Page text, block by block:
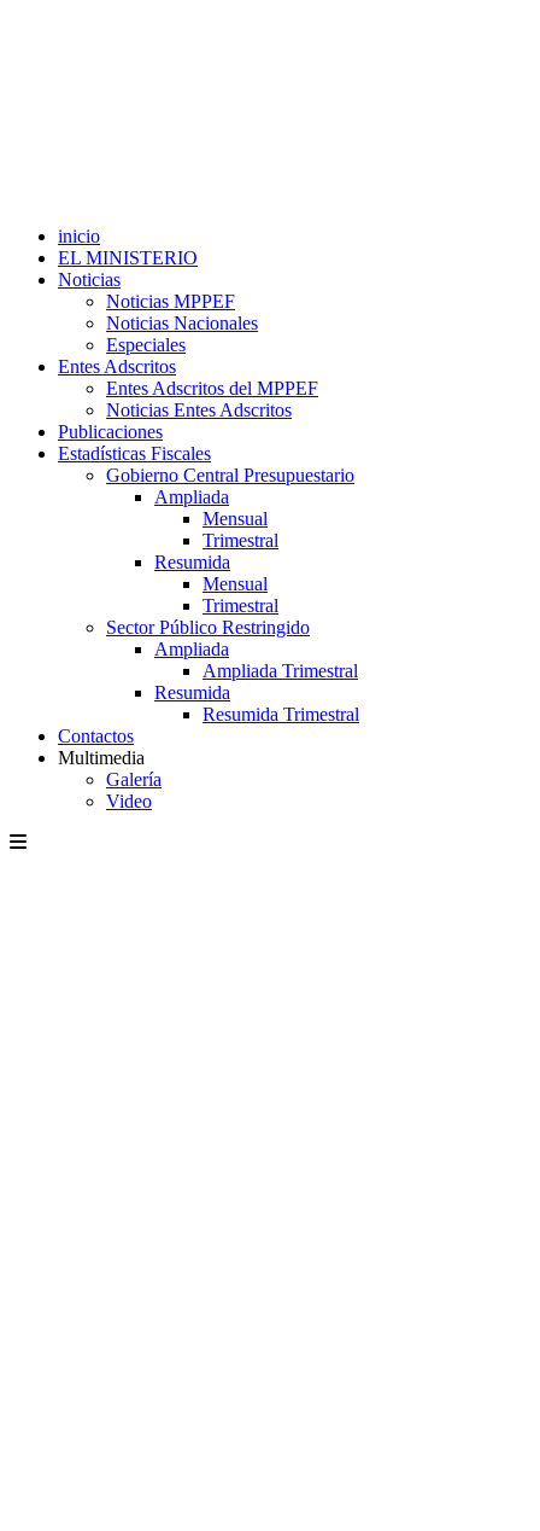
inicio
EL MINISTERIO
Noticias
Noticias MPPEF
Noticias Nacionales
Especiales
Entes Adscritos
Entes Adscritos del MPPEF
Noticias Entes Adscritos
Publicaciones
Estadísticas Fiscales
Gobierno Central Presupuestario
Ampliada
Mensual
Trimestral
Resumida
Mensual
Trimestral
Sector Público Restringido
Ampliada
Ampliada Trimestral
Resumida
Resumida Trimestral
Contactos
Multimedia
Galería
Video